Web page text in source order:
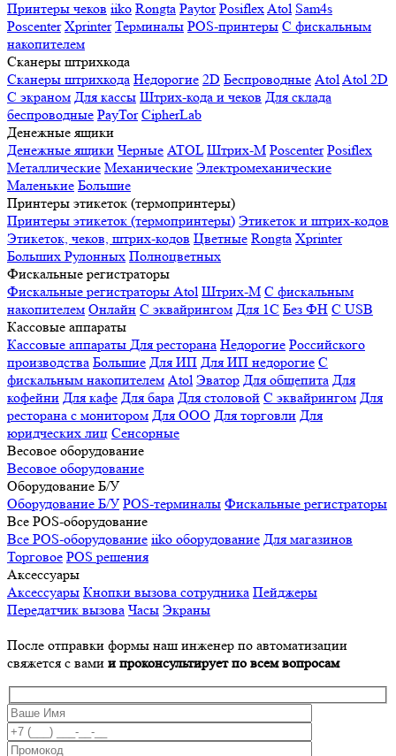
Принтеры чеков iiko Rongta Paytor PosiflexAtol Sam4s
Poscenter Xprinter Терминалы POS-принтеры С фискальным
накопителем
Сканеры штрихкода
Сканеры штрихкода Недорогие 2D Беспроводные AtolAtol 2D
С экраном Для кассы Штрих-кода и чеков Для склада
беспроводные PayTor CipherLab
Денежные ящики
Денежные ящики Черные ATOL Штрих-М Poscenter Posiflex
Металлические Механические Электромеханические
Маленькие Большие
Принтеры этикеток (термопринтеры)
Принтеры этикеток (термопринтеры) Этикеток и штрих-кодов
Этикеток, чеков, штрих-кодов Цветные Rongta Xprinter
Больших Рулонных Полноцветных
Фискальные регистраторы
Фискальные регистраторы Atol Штрих-М С фискальным
накопителем Онлайн С эквайрингом Для 1С Без ФН С USB
Кассовые аппараты
Кассовые аппараты Для ресторана Недорогие Российского
производства Большие Для ИП Для ИП недорогие С
фискальным накопителем Atol Эватор Для общепита Для
кофейни Для кафе Для бара Для столовой С эквайрингом Для
ресторана с монитором Для ООО Для торговли Для
юридческих лиц Сенсорные
Весовое оборудование
Весовое оборудование
Оборудование Б/У
Оборудование Б/У POS-терминалы Фискальные регистраторы
Все POS-оборудование
Все POS-оборудование iiko оборудование Для магазинов
Торговое POS решения
Аксессуары
Аксессуары Кнопки вызова сотрудника Пейджеры
Передатчик вызова Часы Экраны
После отправки формы наш инженер по автоматизации
свяжется с вами и проконсультирует по всем вопросам